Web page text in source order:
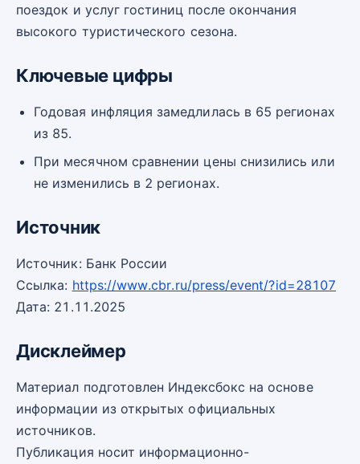
поездок и услуг гостиниц после окончания
высокого туристического сезона.
Ключевые цифры
Годовая инфляция замедлилась в 65 регионах
из 85.
При месячном сравнении цены снизились или
не изменились в 2 регионах.
Источник
Источник: Банк России
Ссылка: https://www.cbr.ru/press/event/?id=28107
Дата: 21.11.2025
Дисклеймер
Материал подготовлен Индексбокс на основе
информации из открытых официальных
источников.
Публикация носит информационно-